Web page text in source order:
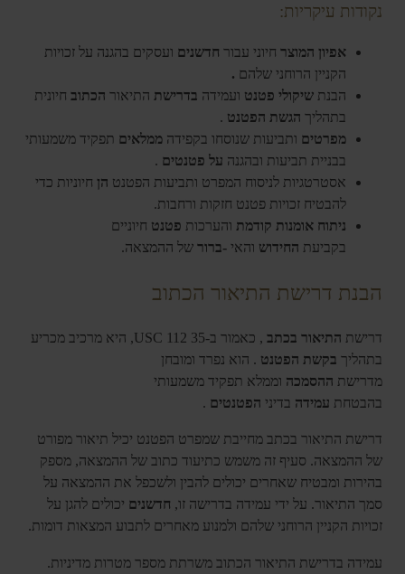
נקודות עיקריות:
אפיון המוצר חיוני עבור חדשנים ועסקים בהגנה על זכויות
הקניין הרוחני שלהם .
הבנתשיקולי פטנט ועמידה בדרישת התיאור הכתוב חיונית
בתהליך הגשת הפטנט .
מפרטים ותביעות שנוסחו בקפידהממלאים תפקיד משמעותי
בבניית תביעות ובהגנה על פטנטים .
אסטרטגיות לניסוח המפרט ותביעות הפטנט הן חיוניות כדי
להבטיח זכויות פטנט חזקות ורחבות.
ניתוח אומנות קודמת והערכות פטנט חיוניים
בקביעת החידוש והאי-ברור של ההמצאה.
הבנת דרישת התיאור הכתוב
דרישת התיאור בכתב
, כאמור ב-35 USC 112, היא מרכיב מכריע
בתהליך בקשת הפטנט . הוא נפרד ומובחן
מדרישת ההסמכה וממלא תפקיד משמעותי
בהבטחת עמידה בדיני הפטנטים .
דרישת התיאור בכתב מחייבת שמפרט הפטנט יכיל תיאור מפורט
של ההמצאה. סעיף זה משמש כתיעוד כתוב של ההמצאה, מספק
בהירות ומבטיח שאחרים יכולים להבין ולשכפל את ההמצאה על
סמך התיאור. על ידי עמידה בדרישה זו, חדשנים יכולים להגן על
זכויות הקניין הרוחני שלהם ולמנוע מאחרים לתבוע המצאות דומות.
עמידה בדרישת התיאור הכתוב משרתת מספר מטרות מדיניות.